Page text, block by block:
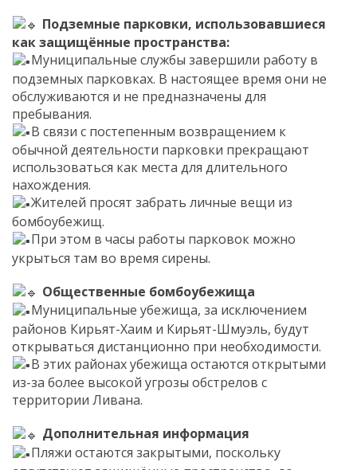
Подземные парковки, использовавшиеся
как защищённые пространства:
Муниципальные службы завершили работу в
подземных парковках. В настоящее время они не
обслуживаются и не предназначены для
пребывания.
В связи с постепенным возвращением к
обычной деятельности парковки прекращают
использоваться как места для длительного
нахождения.
Жителей просят забрать личные вещи из
бомбоубежищ.
При этом в часы работы парковок можно
укрыться там во время сирены.
Общественные бомбоубежища
Муниципальные убежища, за исключением
районов Кирьят-Хаим и Кирьят-Шмуэль, будут
открываться дистанционно при необходимости.
В этих районах убежища остаются открытыми
из-за более высокой угрозы обстрелов с
территории Ливана.
Дополнительная информация
Пляжи остаются закрытыми, поскольку